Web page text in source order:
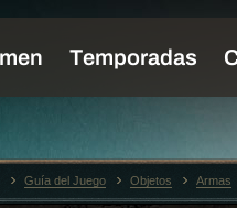
Guía del Juego Objetos Armas